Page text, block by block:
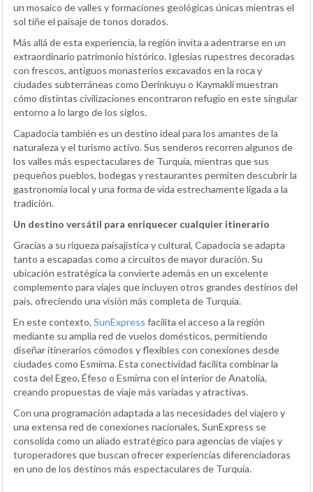
un mosaico de valles y formaciones geológicas únicas mientras el
sol tiñe el paisaje de tonos dorados.
Más allá de esta experiencia, la región invita a adentrarse en un
extraordinario patrimonio histórico. Iglesias rupestres decoradas
con frescos, antiguos monasterios excavados en la roca y
ciudades subterráneas como Derinkuyu o Kaymakli muestran
cómo distintas civilizaciones encontraron refugio en este singular
entorno a lo largo de los siglos.
Capadocia también es un destino ideal para los amantes de la
naturaleza y el turismo activo. Sus senderos recorren algunos de
los valles más espectaculares de Turquía, mientras que sus
pequeños pueblos, bodegas y restaurantes permiten descubrir la
gastronomía local y una forma de vida estrechamente ligada a la
tradición.
Un destino versátil para enriquecer cualquier itinerario
Gracias a su riqueza paisajística y cultural, Capadocia se adapta
tanto a escapadas como a circuitos de mayor duración. Su
ubicación estratégica la convierte además en un excelente
complemento para viajes que incluyen otros grandes destinos del
país, ofreciendo una visión más completa de Turquía.
En este contexto, SunExpress facilita el acceso a la región
mediante su amplia red de vuelos domésticos, permitiendo
diseñar itinerarios cómodos y flexibles con conexiones desde
ciudades como Esmirna. Esta conectividad facilita combinar la
costa del Egeo, Éfeso o Esmirna con el interior de Anatolia,
creando propuestas de viaje más variadas y atractivas.
Con una programación adaptada a las necesidades del viajero y
una extensa red de conexiones nacionales, SunExpress se
consolida como un aliado estratégico para agencias de viajes y
turoperadores que buscan ofrecer experiencias diferenciadoras
en uno de los destinos más espectaculares de Turquía.